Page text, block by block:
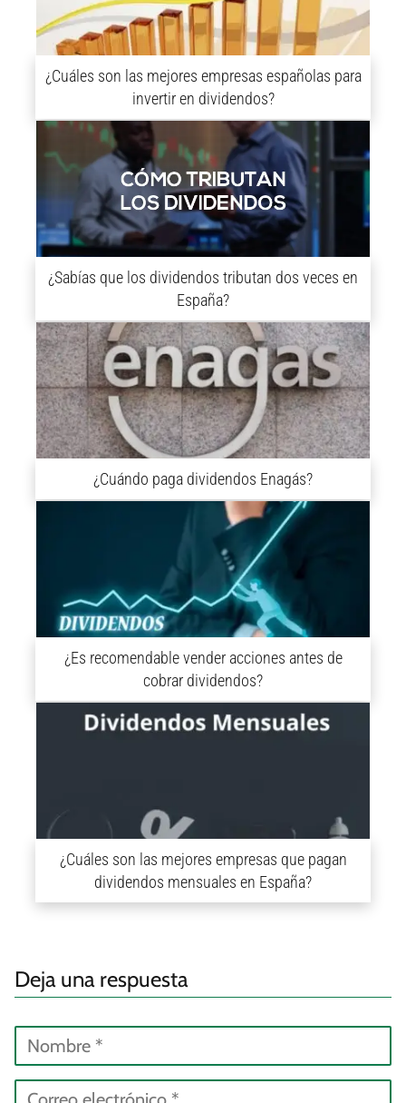
¿Cuáles son las mejores empresas españolas para
invertir en dividendos?
¿Sabías que los dividendos tributan dos veces en
España?
¿Cuándo paga dividendos Enagás?
¿Es recomendable vender acciones antes de
cobrar dividendos?
¿Cuáles son las mejores empresas que pagan
dividendos mensuales en España?
Deja una respuesta